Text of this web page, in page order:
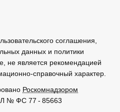
соглашения,
данных и политики
не является рекомендацией
справочный характер.
Роскомнадзором
№ ФС 77 - 85663